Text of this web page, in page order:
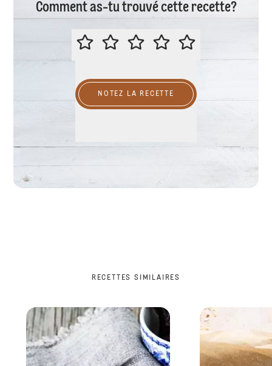
Comment as-tu trouvé cette recette?
ÉVALUER CETTE RECETTE
NOTEZ LA RECETTE
RECETTES SIMILAIRES